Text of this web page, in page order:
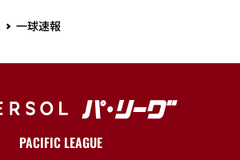
一球速報
PACIFIC LEAGUE